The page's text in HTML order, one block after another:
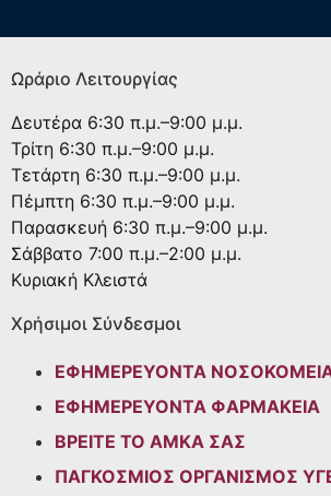
Ωράριο Λειτουργίας
Δευτέρα 6:30 π.μ.–9:00 μ.μ.
Τρίτη 6:30 π.μ.–9:00 μ.μ.
Τετάρτη 6:30 π.μ.–9:00 μ.μ.
Πέμπτη 6:30 π.μ.–9:00 μ.μ.
Παρασκευή 6:30 π.μ.–9:00 μ.μ.
Σάββατο 7:00 π.μ.–2:00 μ.μ.
Κυριακή Κλειστά
Χρήσιμοι Σύνδεσμοι
ΕΦΗΜΕΡΕΥΟΝΤΑ
ΕΦΗΜΕΡΕΥΟΝΤΑ ΦΑΡΜΑΚΕΙΑ
ΒΡΕΙΤΕ ΤΟ ΑΜΚΑ ΣΑΣ
ΠΑΓΚΟΣΜΙΟΣ ΟΡΓΑΝΙΣΜΟΣ